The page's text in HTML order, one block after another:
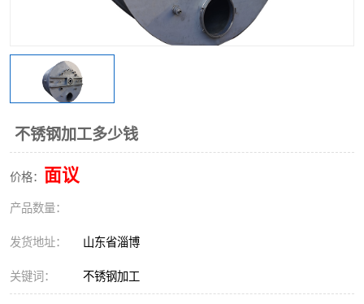
不锈钢加工多少钱
价格： 面议
产品数量：
发货地址： 山东省淄博
关键词： 不锈钢加工